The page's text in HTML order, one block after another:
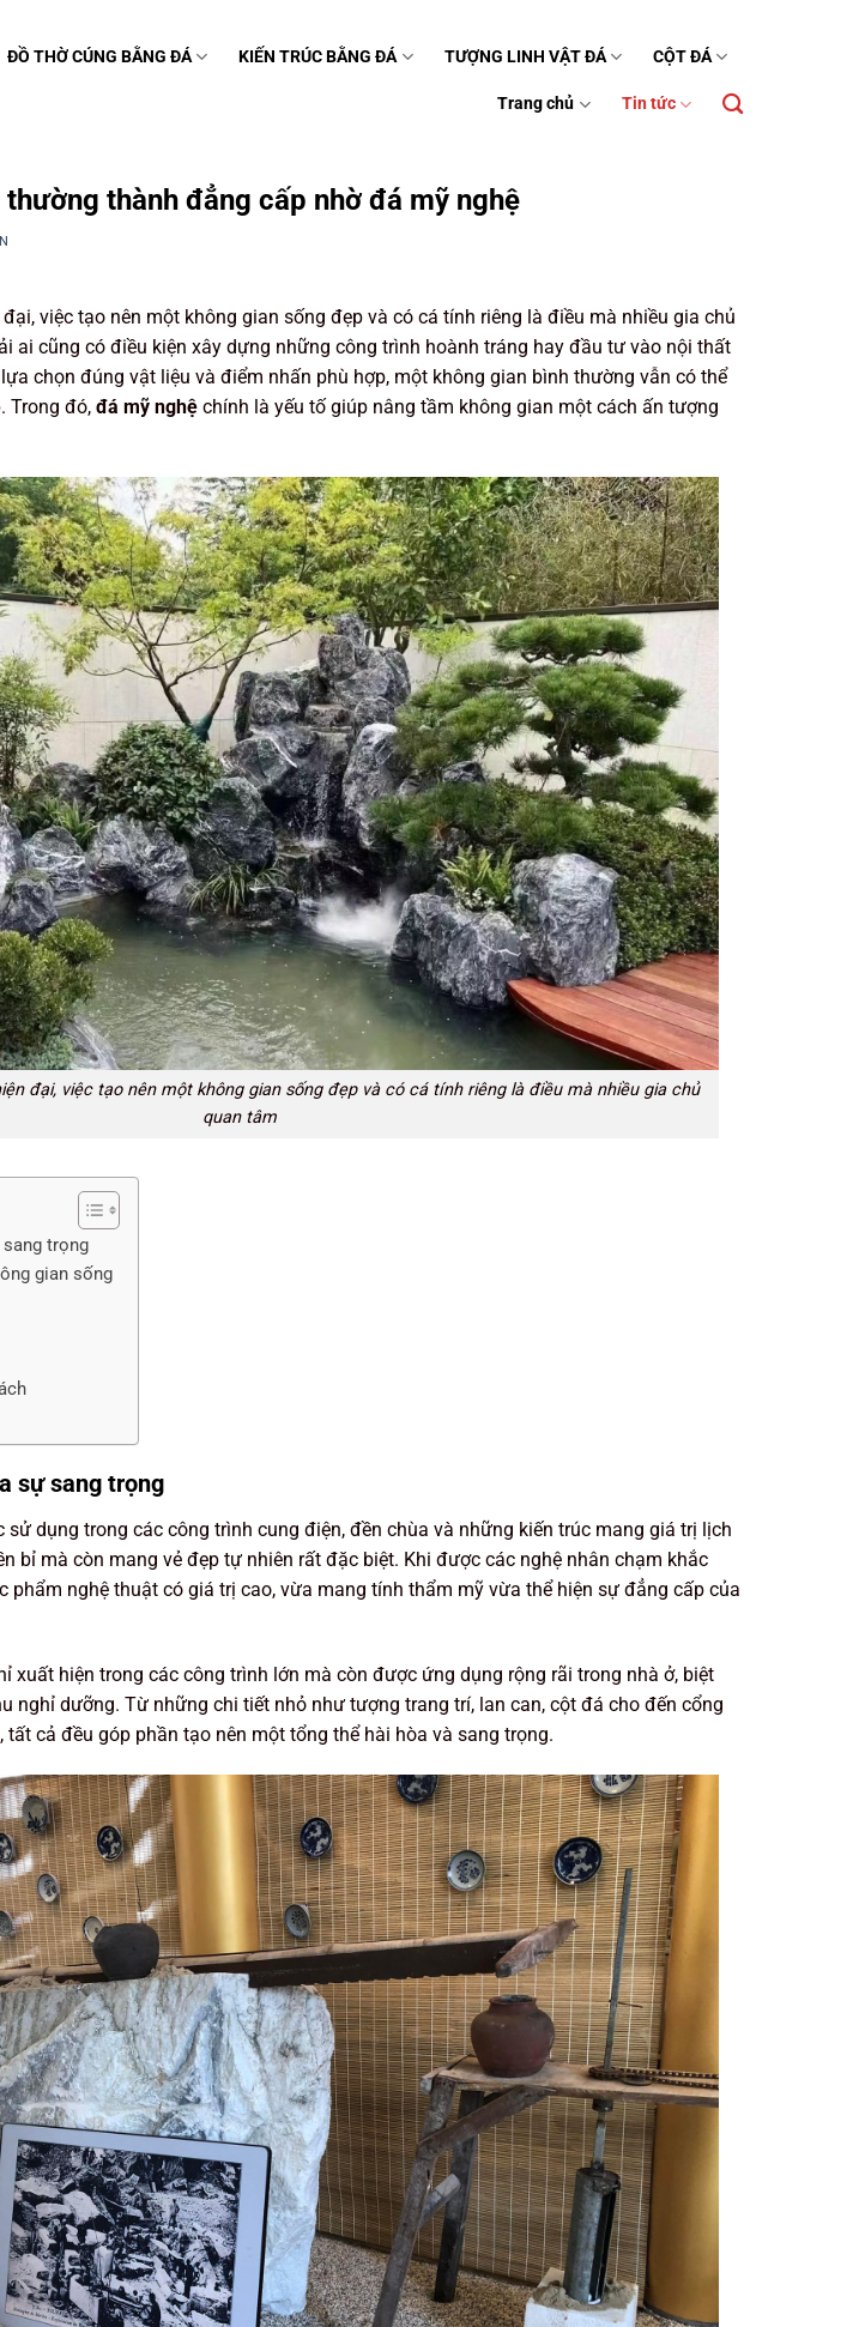
ĐỒ THỜ CÚNG BẰNG ĐÁ KIẾN TRÚC BẰNG ĐÁ TƯỢNG LINH VẬT ĐÁ CỘT ĐÁ
Trang chủ Tin tức
thành đẳng cấp nhờ đá mỹ nghệ
việc tạo nên một không gian sống đẹp và có cá tính riêng là điều mà nhiều gia chủ
ai cũng có điều kiện xây dựng những công trình hoành tráng hay đầu tư vào nội thất
chọn đúng vật liệu và điểm nhấn phù hợp, một không gian bình thường vẫn có thể
Trong đó, đá mỹ nghệ chính là yếu tố giúp nâng tầm không gian một cách ấn tượng
đại, việc tạo nên một không gian sống đẹp và có cá tính riêng là điều mà nhiều gia chủ
quan tâm
trọng
gian sống
sự sang trọng
dụng trong các công trình cung điện, đền chùa và những kiến trúc mang giá trị lịch
bỉ mà còn mang vẻ đẹp tự nhiên rất đặc biệt. Khi được các nghệ nhân chạm khắc
phẩm nghệ thuật có giá trị cao, vừa mang tính thẩm mỹ vừa thể hiện sự đẳng cấp của
xuất hiện trong các công trình lớn mà còn được ứng dụng rộng rãi trong nhà ở, biệt
nghỉ dưỡng. Từ những chi tiết nhỏ như tượng trang trí, lan can, cột đá cho đến cổng
cả đều góp phần tạo nên một tổng thể hài hòa và sang trọng.